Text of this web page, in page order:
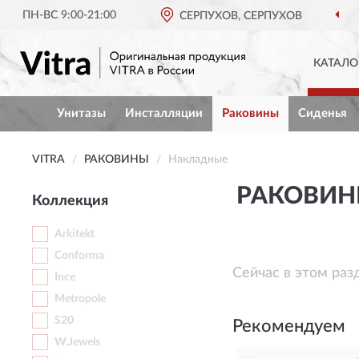
ПН-ВС 9:00-21:00 СЕРПУХОВ, СЕРПУХОВ
Унитазы Инсталляции Раковины Сиденья
VITRA РАКОВИНЫ Накладные
Коллекция
Arkitekt
Conforma
Ince
Metropole
S20
W.Jewels
Сейчас в этом
Рекомендуем